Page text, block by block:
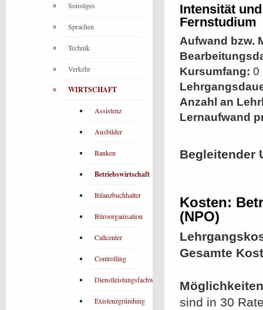
Intensität
Fernstudium
Aufwand bzw.
Kursumfang: 0
Anzahl an
Lernaufwand
Begleitender
Kosten:
(NPO)
Gesamte
sind in 30
Sonstiges
Sprachen
Technik
Verkehr
WIRTSCHAFT
Assistenz
Ausbilder
Banken
Betriebswirtschaft
Bilanzbuchhalter
Büroorganisation
Callcenter
Controlling
Dienstleistungsfachwirt
Existenzgründung